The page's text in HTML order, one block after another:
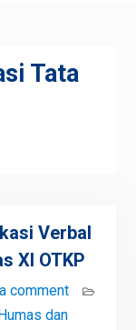
Tata
Verbal
XI OTKP
comment
dan